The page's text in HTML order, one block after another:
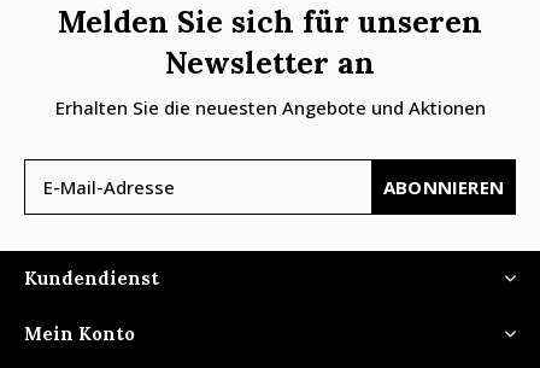
Melden Sie sich für unseren
Newsletter an
Erhalten Sie die neuesten Angebote und Aktionen
ABONNIEREN
Kundendienst
Mein Konto